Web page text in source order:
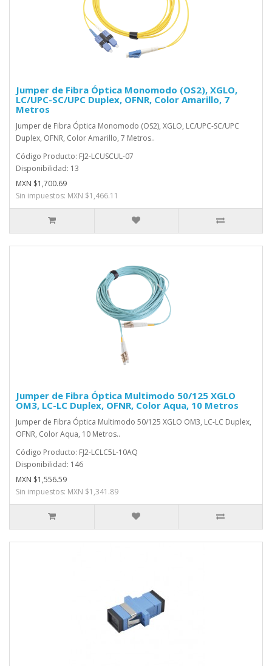
Jumper de Fibra Óptica Monomodo (OS2), XGLO,
LC/UPC-SC/UPC Duplex, OFNR, Color Amarillo, 7
Metros
Jumper de Fibra Óptica Monomodo (OS2), XGLO, LC/UPC-SC/UPC
Duplex, OFNR, Color Amarillo, 7 Metros..
Código Producto: FJ2-LCUSCUL-07
Disponibilidad: 13
MXN $1,700.69
Sin impuestos: MXN $1,466.11
Jumper de Fibra Óptica Multimodo 50/125 XGLO
OM3, LC-LC Duplex, OFNR, Color Aqua, 10 Metros
Jumper de Fibra Óptica Multimodo 50/125 XGLO OM3, LC-LC Duplex,
OFNR, Color Aqua, 10 Metros..
Código Producto: FJ2-LCLC5L-10AQ
Disponibilidad: 146
MXN $1,556.59
Sin impuestos: MXN $1,341.89